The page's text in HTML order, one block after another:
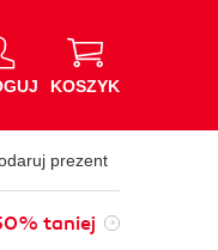
KOSZYK
prezent
taniej